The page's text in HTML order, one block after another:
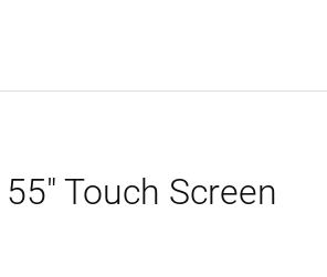
Touch Screen